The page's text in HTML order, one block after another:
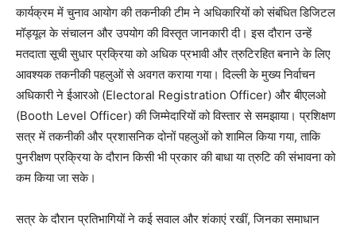
कार्यक्रम में चुनाव आयोग की तकनीकी टीम ने अधिकारियों को संबंधित डिजिटल
मॉड्यूल के संचालन और उपयोग की विस्तृत जानकारी दी। इस दौरान उन्हें
मतदाता सूची सुधार प्रक्रिया को अधिक प्रभावी और त्रुटिरहित बनाने के लिए
आवश्यक तकनीकी पहलुओं से अवगत कराया गया। दिल्ली के मुख्य निर्वाचन
अधिकारी ने ईआरओ (Electoral Registration Officer) और बीएलओ
(Booth Level Officer) की जिम्मेदारियों को विस्तार से समझाया। प्रशिक्षण
सत्र में तकनीकी और प्रशासनिक दोनों पहलुओं को शामिल किया गया, ताकि
पुनरीक्षण प्रक्रिया के दौरान किसी भी प्रकार की बाधा या त्रुटि की संभावना को
कम किया जा सके।
सत्र के दौरान प्रतिभागियों ने कई सवाल और शंकाएं रखीं, जिनका समाधान